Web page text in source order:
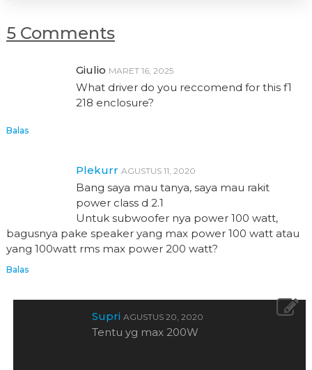
5 Comments
Giulio MARET 16, 2025
What driver do you reccomend for this f1
218 enclosure?
Balas
Plekurr AGUSTUS 11, 2020
Bang saya mau tanya, saya mau rakit
power class d 2.1
Untuk subwoofer nya power 100 watt,
bagusnya pake speaker yang max power 100 watt atau
yang 100watt rms max power 200 watt?
Balas
Supri AGUSTUS 20, 2020
Tentu yg max 200W